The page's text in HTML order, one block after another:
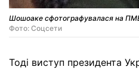
Шошоаке сфотографувалася на
Фото: Соцсети
Тоді виступ президента